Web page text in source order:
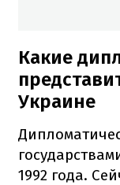
Какие
Украине
1992 года.